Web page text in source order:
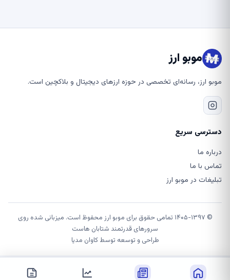
موبو ارز
موبو ارز، رسانه‌ای تخصصی در حوزه ارزهای دیجیتال و بلاکچین است.
دسترسی سریع
درباره ما
تماس با ما
تبلیغات در موبو ارز
© ۱۴۰۵-۱۳۹۷ تمامی حقوق برای موبو ارز محفوظ است. میزبانی شده روی
سرورهای قدرتمند شتابان هاست
طراحی و توسعه توسطکاوان مدیا